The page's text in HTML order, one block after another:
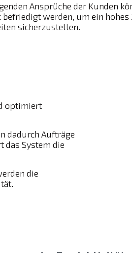
Ansprüche der Kunden
befriedigt werden, um ein
sicherzustellen.
optimiert
dadurch Aufträge
das System die
die
der Produktivität